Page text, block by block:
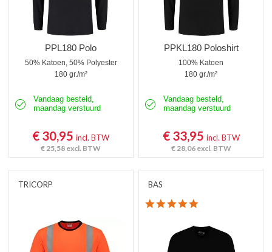
PPL180 Polo
50% Katoen, 50% Polyester
180 gr./m²
Vandaag besteld,
maandag verstuurd
€ 30,95incl. BTW
€ 25,58 excl. BTW
PPKL180 Poloshirt
100% Katoen
180 gr./m²
Vandaag besteld,
maandag verstuurd
€ 33,95 incl. BTW
€ 28,06 excl. BTW
TRICORP BAS
4.8 star rating